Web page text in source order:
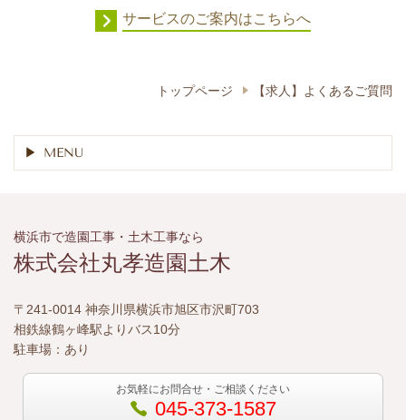
サービスのご案内はこちらへ
トップページ 【求人】よくあるご質問
MENU
横浜市で造園工事・土木工事なら
株式会社丸孝造園土木
〒241-0014 神奈川県横浜市旭区市沢町703
相鉄線鶴ヶ峰駅よりバス10分
駐車場：あり
お気軽にお問合せ・ご相談ください
045-373-1587